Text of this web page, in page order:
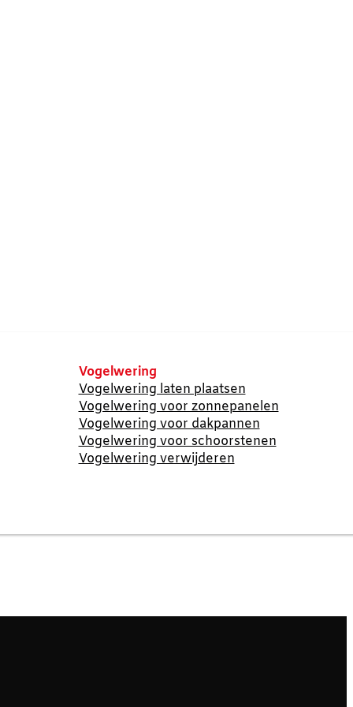
Vogelwering
Vogelwering laten plaatsen
Vogelwering voor zonnepanelen
Vogelwering voor dakpannen
Vogelwering voor schoorstenen
Vogelwering verwijderen